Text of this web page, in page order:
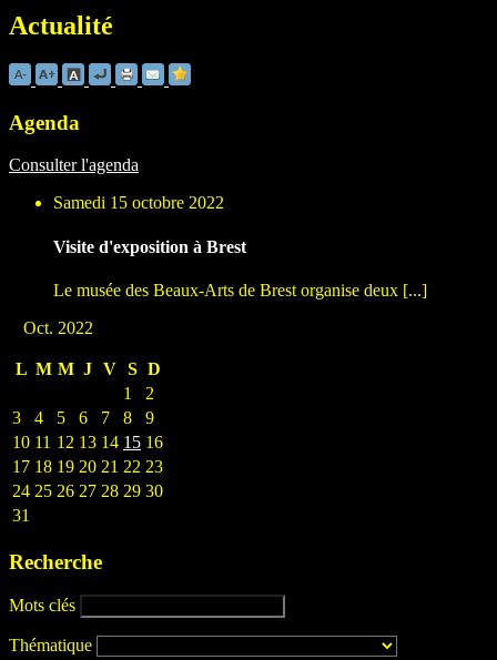
Actualité
Agenda
Consulter l'agenda
Samedi 15 octobre 2022
Visite d'exposition à Brest
Le musée des Beaux-Arts de Brest organise deux [...]
Oct. 2022
L M M J V S D
1
2
3
4 5 6 7 8
9
10 11 12 13 14 15 16
17 18 19 20 21 22 23
24 25 26 27 28 29 30
31
Recherche
Mots clés
Thématique